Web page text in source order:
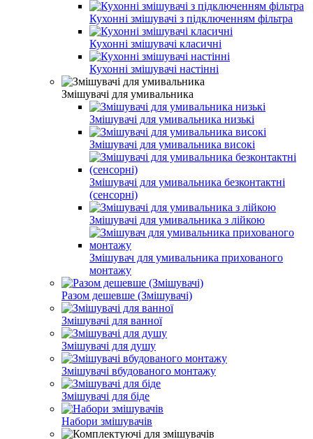
Кухонні змішувачі з підключенням фільтра
Кухонні змішувачі класичні
Кухонні змішувачі настінні
Змішувачі для умивальника
Змішувачі для умивальника низькі
Змішувачі для умивальника високі
Змішувачі для умивальника безконтактні
(сенсорні)
Змішувачі для умивальника з лійкою
Змішувач для умивальника прихованого
монтажу
Разом дешевше (Змішувачі)
Змішувачі для ванної
Змішувачі для душу
Змішувачі вбудованого монтажу
Змішувачі для біде
Набори змішувачів